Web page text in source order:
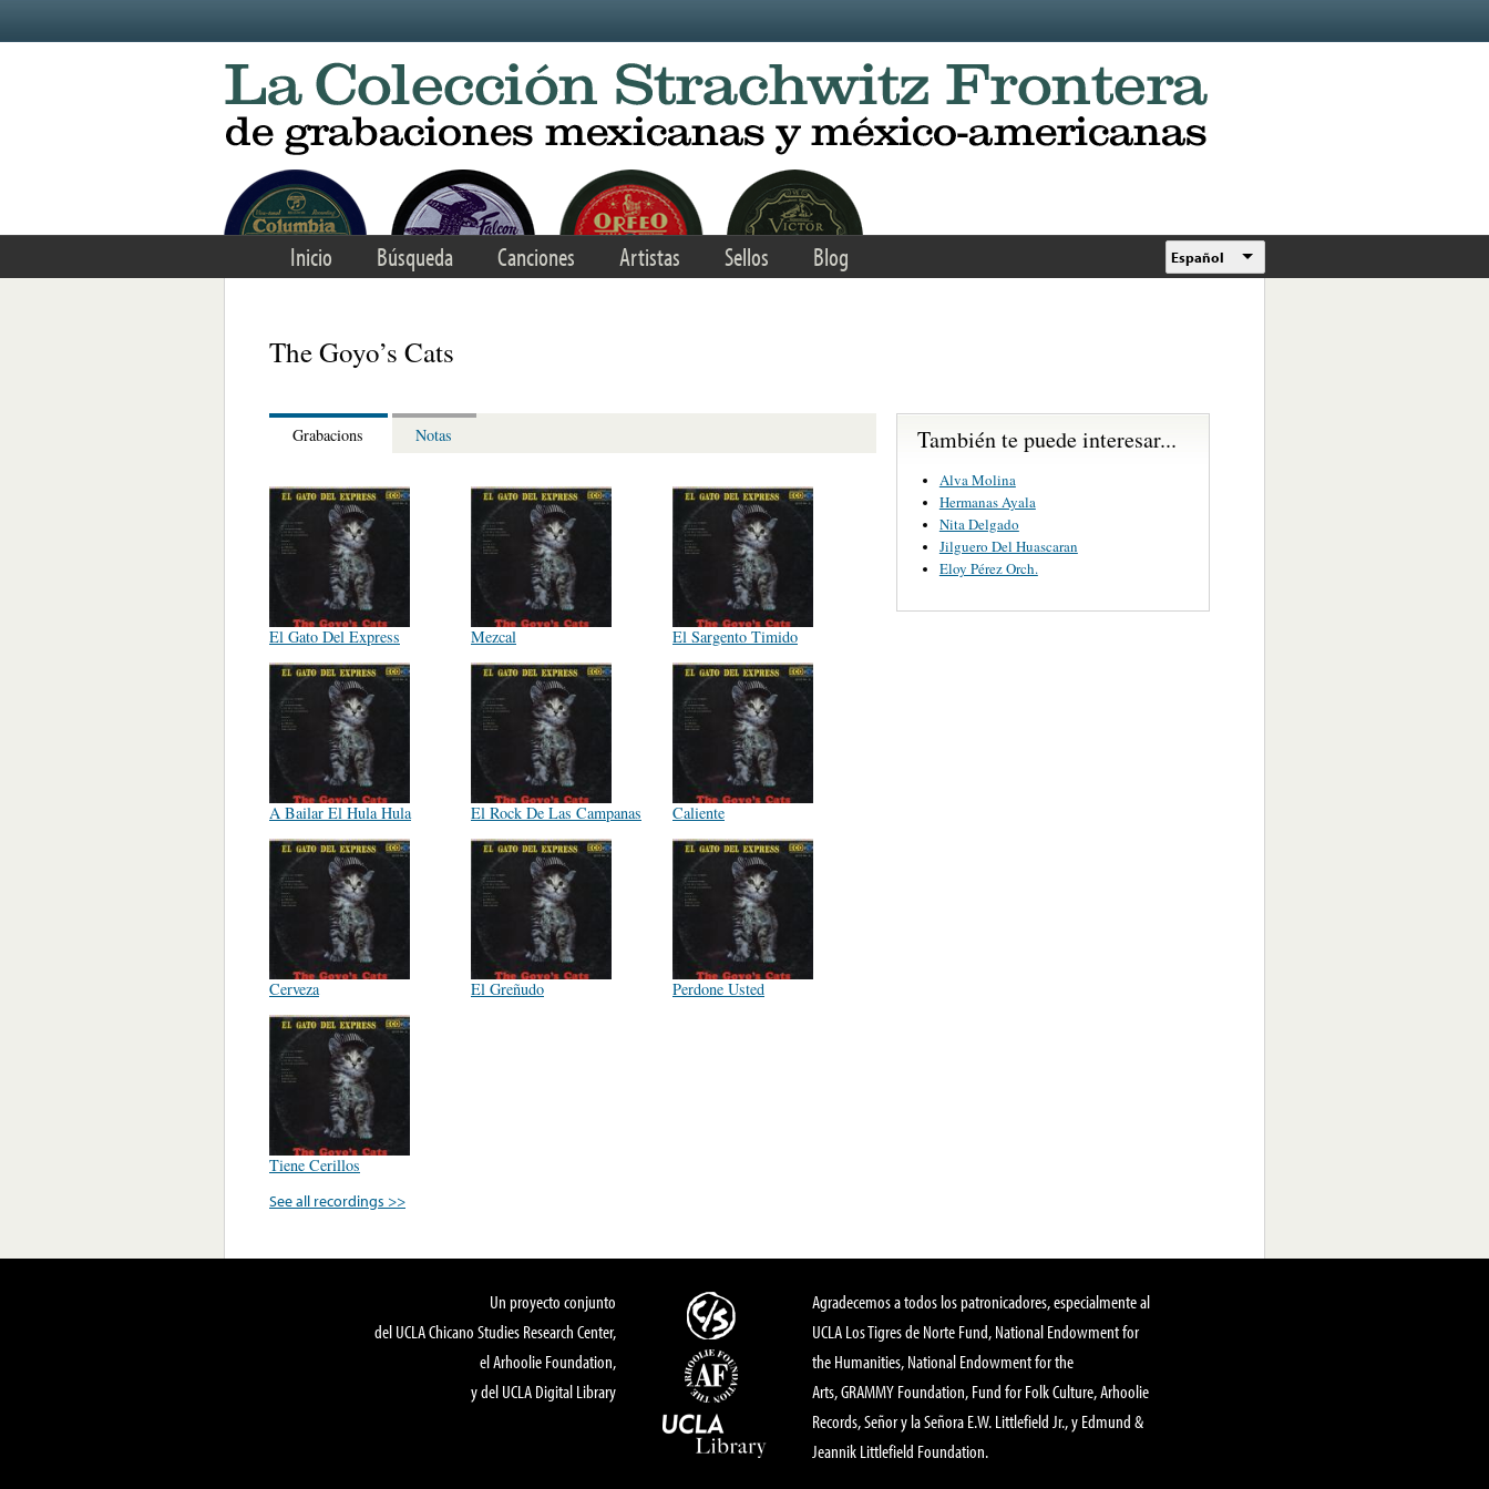
Inicio Búsqueda Canciones Artistas Sellos Blog Español
The Goyo’s Cats
Grabacions Notas
El Gato Del Express Mezcal El Sargento Timido
A Bailar El Hula Hula El Rock De Las Campanas Caliente
Cerveza El Greñudo Perdone Usted
Tiene Cerillos
See all recordings >>
También te puede interesar...
Alva Molina
Hermanas Ayala
Nita Delgado
Jilguero Del Huascaran
Eloy Pérez Orch.
Un proyecto conjunto
del UCLA Chicano Studies Research Center,
el Arhoolie Foundation,
y del UCLA Digital Library
Agradecemos a todos los patronicadores, especialmente al
UCLA Los Tigres de Norte Fund, National Endowment for
the Humanities, National Endowment for the
Arts, GRAMMY Foundation, Fund for Folk Culture, Arhoolie
Records, Señor y la Señora E.W. Littlefield Jr., y Edmund &
Jeannik Littlefield Foundation.